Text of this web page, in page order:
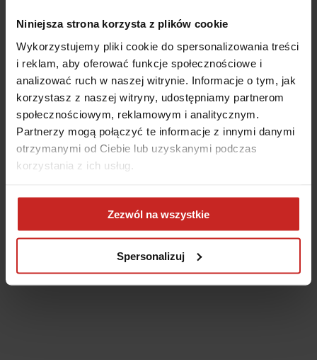
Niniejsza strona korzysta z plików cookie
Wykorzystujemy pliki cookie do spersonalizowania treści
i reklam, aby oferować funkcje społecznościowe i
analizować ruch w naszej witrynie. Informacje o tym, jak
korzystasz z naszej witryny, udostępniamy partnerom
społecznościowym, reklamowym i analitycznym.
Partnerzy mogą połączyć te informacje z innymi danymi
otrzymanymi od Ciebie lub uzyskanymi podczas
korzystania z ich usług.
Zezwól na wszystkie
Spersonalizuj
browser console for more information)